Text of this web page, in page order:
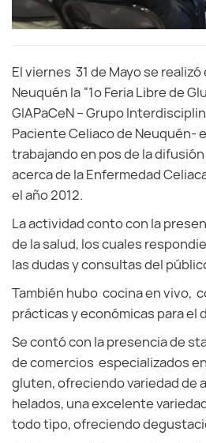
El viernes 31 de Mayo se realizó
Neuquén la “1º Feria Libre de
GIAPaCeN – Grupo
Paciente Celiaco de Neuquén-
trabajando en pos de la
acerca de la Enfermedad
el año 2012.
La actividad conto con la
de la salud, los cuales
las dudas y consultas del
También hubo cocina en vivo,
prácticas y económicas para el
Se contó con la presencia de
de comercios especializados
gluten, ofreciendo variedad de
helados, una excelente
todo tipo, ofreciendo